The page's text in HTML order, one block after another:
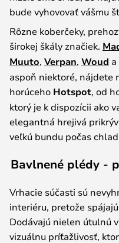
bude vyhovovať vášmu
Rôzne koberčeky,
širokej škály značiek.
Muuto, Verpan, Woud a
aspoň niektoré, nájdete
horúceho Hotspot, od
ktorý je k dispozícii ako
elegantná hrejivá
veľkú bundu počas
Bavlnené plédy -
Vrhacie súčasti sú
interiéru, pretože
Dodávajú nielen útulnú
vizuálnu príťažlivosť,